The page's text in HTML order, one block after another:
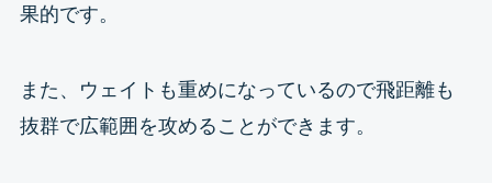
果的です。
また、ウェイトも重めになっているので飛距離も
抜群で広範囲を攻めることができます。